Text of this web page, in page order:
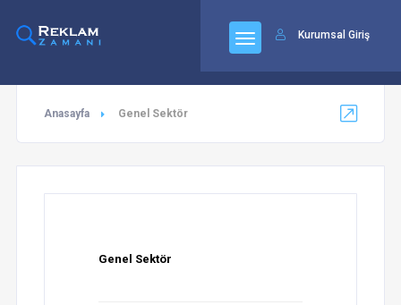
Kurumsal Giriş
Anasayfa Genel Sektör
Genel Sektör